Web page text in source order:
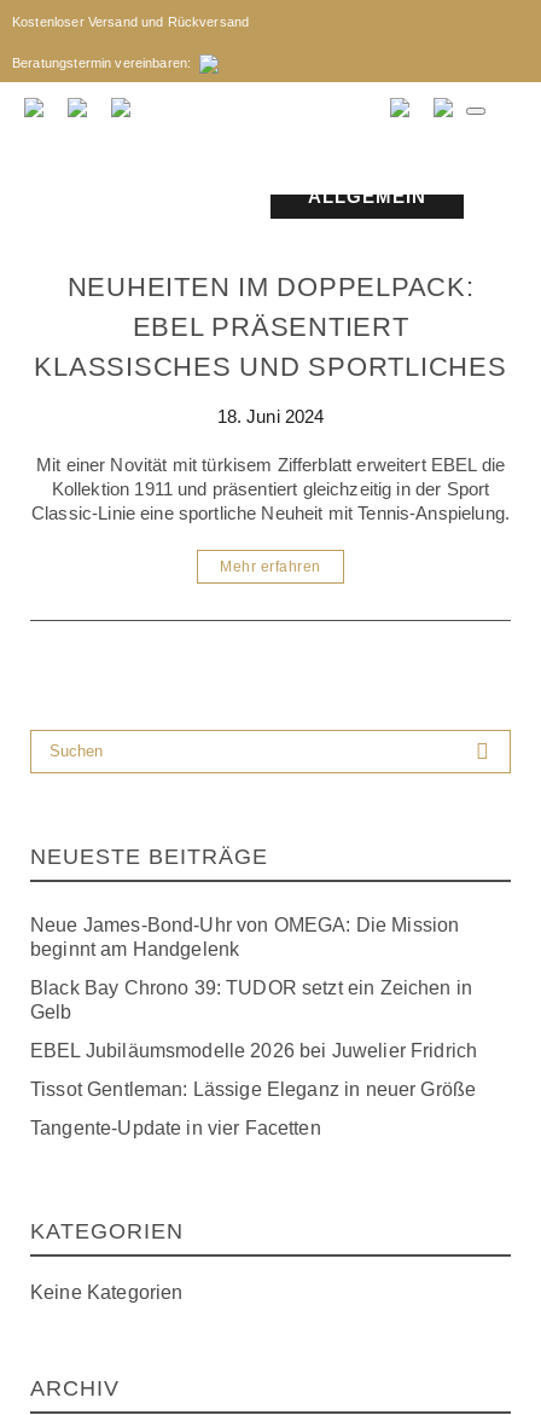
Kostenloser Versand und Rückversand
Beratungstermin vereinbaren:
NEUESTE BEITRÄGE
Neue James-Bond-Uhr von OMEGA: Die Mission
beginnt am Handgelenk
Black Bay Chrono 39: TUDOR setzt ein Zeichen in
Gelb
EBEL Jubiläumsmodelle 2026 bei Juwelier Fridrich
Tissot Gentleman: Lässige Eleganz in neuer Größe
Tangente-Update in vier Facetten
KATEGORIEN
Keine Kategorien
ARCHIV
ALLGEMEIN
NEUHEITEN IM DOPPELPACK:
EBEL PRÄSENTIERT
KLASSISCHES UND SPORTLICHES
18. Juni 2024
Mit einer Novität mit türkisem Zifferblatt erweitert EBEL die
Kollektion 1911 und präsentiert gleichzeitig in der Sport
Classic-Linie eine sportliche Neuheit mit Tennis-Anspielung.
Mehr erfahren